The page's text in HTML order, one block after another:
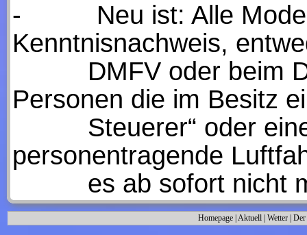
- Neu ist: Alle
Kenntnisnachweis,
DMFV oder beim
Personen die im Besitz
Steuerer“ oder
personentragende
es ab sofort nicht
Homepage |Aktuell |Wetter |